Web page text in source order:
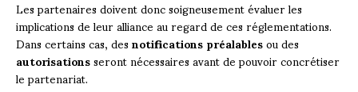
Les partenaires doivent donc soigneusement évaluer les
implications de leur alliance au regard de ces réglementations.
Dans certains cas, desnotifications préalablesou des
autorisationsseront nécessaires avant de pouvoir concrétiser
le partenariat.